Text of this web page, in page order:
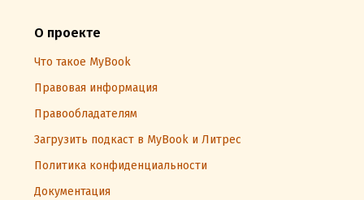
О проекте
Что такое MyBook
Правовая информация
Правообладателям
Загрузить подкаст в MyBook и Литрес
Политика конфиденциальности
Документация